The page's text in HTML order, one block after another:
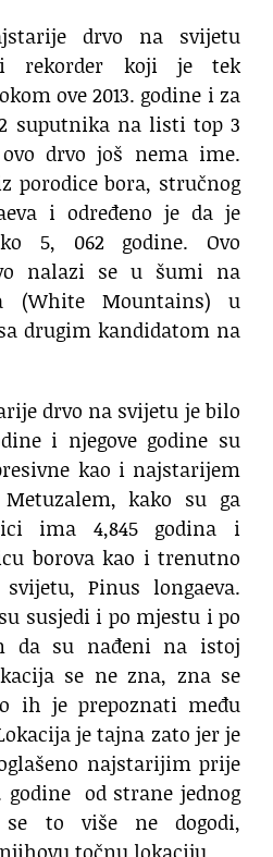
drvo na svijetu
rekorder koji je tek
ove 2013. godine i za
suputnika na listi top 3
drvo još nema ime.
porodice bora, stručnog
i određeno je da je
5, 062 godine. Ovo
nalazi se u šumi na
(White Mountains) u
drugim kandidatom na
drvo na svijetu je bilo
i njegove godine su
kao i najstarijem
kako su ga
ima 4,845 godina i
borova kao i trenutno
Pinus longaeva.
susjedi i po mjestu i po
da su nađeni na istoj
se ne zna, zna se
ih je prepoznati među
je tajna zato jer je
najstarijim prije
godine od strane jednog
se to više ne dogodi,
točnu lokaciju.